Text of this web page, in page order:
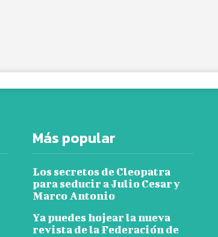
Más popular
Los secretos de Cleopatra
para seducir a Julio Cesar y
Marco Antonio
Ya puedes hojear la nueva
revista de la Federación de